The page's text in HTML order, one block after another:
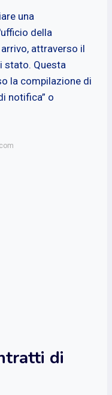
una
della
attraverso il
stato. Questa
la compilazione di
notifica” o
di